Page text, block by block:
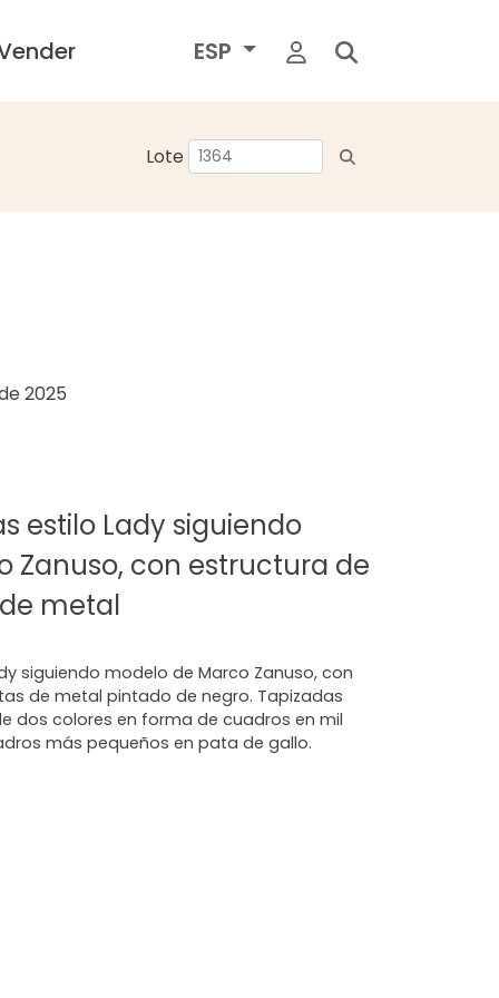
ESP
Lote
2025
estilo Lady siguiendo
Zanuso, con estructura de
metal
siguiendo modelo de Marco Zanuso, con
de metal pintado de negro. Tapizadas
dos colores en forma de cuadros en mil
más pequeños en pata de gallo.